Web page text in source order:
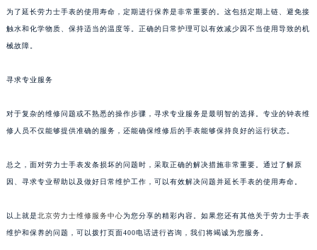
为了延长劳力士手表的使用寿命，定期进行保养是非常重要的。这包括定期上链、避免接
触水和化学物质、保持适当的温度等。正确的日常护理可以有效减少因不当使用导致的机
械故障。
寻求专业服务
对于复杂的维修问题或不熟悉的操作步骤，寻求专业服务是最明智的选择。专业的钟表维
修人员不仅能够提供准确的服务，还能确保维修后的手表能够保持良好的运行状态。
总之，面对劳力士手表发条损坏的问题时，采取正确的解决措施非常重要。通过了解原
因、寻求专业帮助以及做好日常维护工作，可以有效解决问题并延长手表的使用寿命。
以上就是北京劳力士维修服务中心为您分享的精彩内容。如果您还有其他关于劳力士手表
维护和保养的问题，可以拨打页面400电话进行咨询，我们将竭诚为您服务。